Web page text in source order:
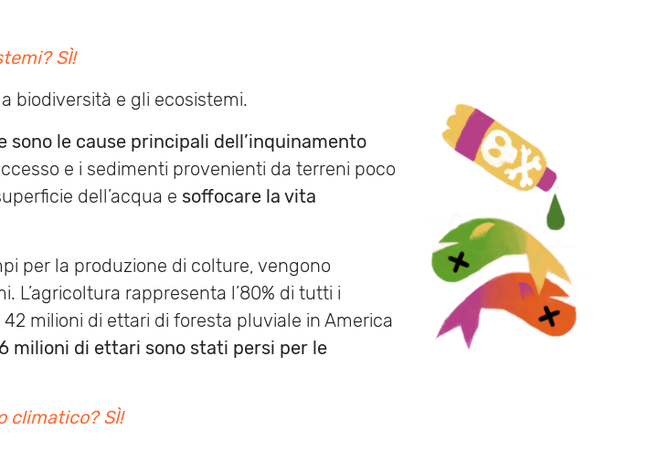
SÌ!
biodiversità e gli ecosistemi.
le cause principali dell’inquinamento
e i sedimenti provenienti da terreni poco
dell’acqua e soffocare la vita
per la produzione di colture, vengono
rappresenta l’80% di tutti i
milioni di ettari di foresta pluviale in America
6 milioni di ettari sono stati persi per le
climatico? SÌ!